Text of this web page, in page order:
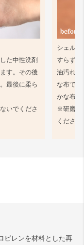
た中性洗剤
す。その後
最後に柔ら
いでくださ
シェル同
すらず、
油汚れ等
な布で軽
かな布で
※研磨剤
ください
ピレンを材料とした再